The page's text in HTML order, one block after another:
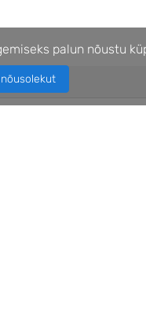
palun nõustu